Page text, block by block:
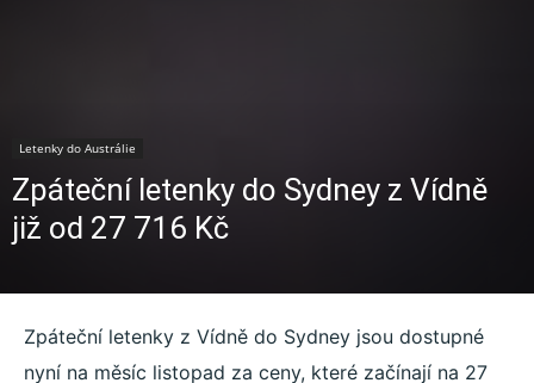
Letenky do Austrálie
Zpáteční letenky do Sydney z Vídně
již od 27 716 Kč
Zpáteční letenky z Vídně do Sydney jsou dostupné
nyní na měsíc listopad za ceny, které začínají na 27